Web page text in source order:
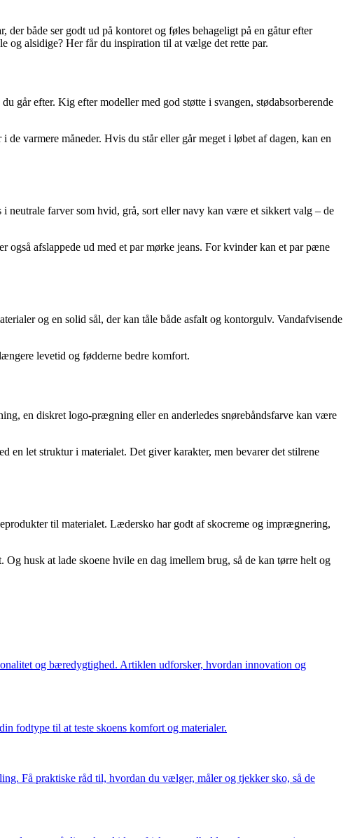
både ser godt ud på kontoret og føles behageligt på en gåtur efter
og alsidige? Her får du inspiration til at vælge det rette par.
går efter. Kig efter modeller med god støtte i svangen, stødabsorberende
varmere måneder. Hvis du står eller går meget i løbet af dagen, kan en
neutrale farver som hvid, grå, sort eller navy kan være et sikkert valg – de
afslappede ud med et par mørke jeans. For kvinder kan et par pæne
og en solid sål, der kan tåle både asfalt og kontorgulv. Vandafvisende
levetid og fødderne bedre komfort.
en diskret logo-prægning eller en anderledes snørebåndsfarve kan være
en let struktur i materialet. Det giver karakter, men bevarer det stilrene
til materialet. Lædersko har godt af skocreme og imprægnering,
husk at lade skoene hvile en dag imellem brug, så de kan tørre helt og
og bæredygtighed. Artiklen udforsker, hvordan innovation og
fodtype til at teste skoens komfort og materialer.
Få praktiske råd til, hvordan du vælger, måler og tjekker sko, så de